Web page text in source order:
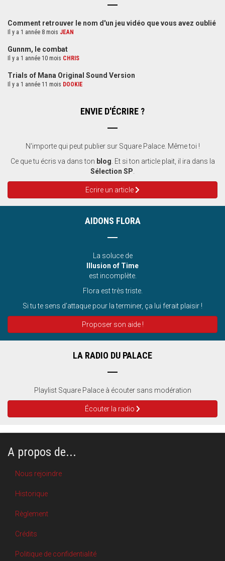
Comment retrouver le nom d'un jeu vidéo que vous avez oublié
Il y a 1 année 8 mois JEAN
Gunnm, le combat
Il y a 1 année 10 mois CHRIS
Trials of Mana Original Sound Version
Il y a 1 année 11 mois DOOKIE
ENVIE D'ÉCRIRE ?
N'importe qui peut publier sur Square Palace. Même toi !
Ce que tu écris va dans ton blog . Et si ton article plait, il ira dans la
Sélection SP
Ecrire un article
AIDONS FLORA
La soluce de
Illusion of Time
est incomplète.
Flora est très triste.
Si tu te sens d’attaque pour la terminer, ça lui ferait plaisir !
Proposer son aide !
LA RADIO DU PALACE
Playlist Square Palace à écouter sans modération
Écouter la radio
A propos de...
Nous rejoindre
Historique
Règlement
Crédits
Politique de confidentialité